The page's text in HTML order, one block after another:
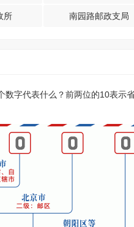
所 南园路邮政支局
字代表什么？前两位的10表示